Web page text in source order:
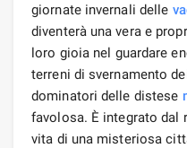
giornate invernali delle
diventerà una vera e
loro gioia nel guardare
terreni di svernamento
dominatori delle distese
favolosa. È integrato dal
vita di una misteriosa